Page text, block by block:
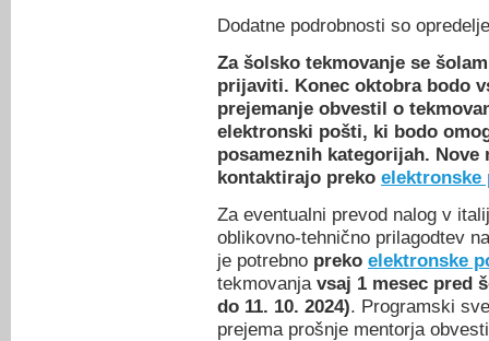
Dodatne podrobnosti so
Za šolsko tekmovanje se
prijaviti. Konec oktobra bodo
prejemanje obvestil o
elektronski pošti, ki bodo
posameznih kategorijah.
kontaktirajo preko elektronske
Za eventualni prevod nalog v
oblikovno-tehnično prilagodtev
je potrebno preko elektronske
tekmovanjavsaj 1 mesec pred
do 11. 10. 2024). Programski
prejema prošnje mentorja